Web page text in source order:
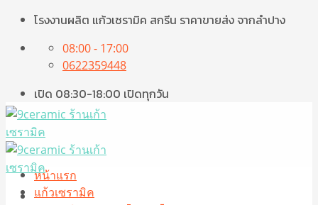
Skip
content
โรงงานผลิต แก้วเซรามิค สกรีน ราคาขายส่ง จากลำปาง
08:00 - 17:00
0622359448
เปิด 08:30-18:00 เปิดทุกวัน
หน้าแรก
แก้วเซรามิค